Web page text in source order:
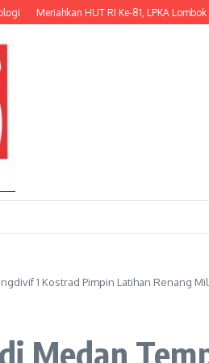
Meriahkan HUT RI Ke-81, LPKA Lombok
1 Kostrad Pimpin Latihan Renang
Medan